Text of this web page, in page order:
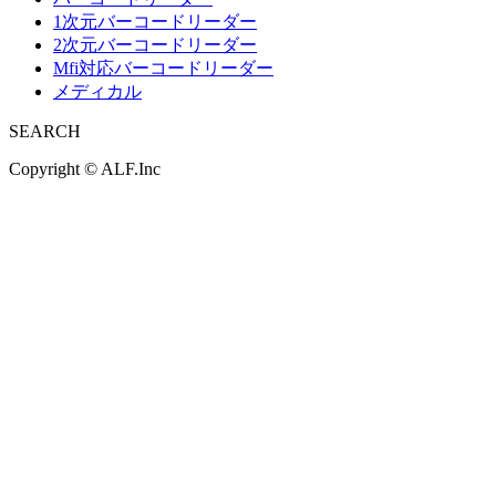
1次元バーコードリーダー
2次元バーコードリーダー
Mfi対応バーコードリーダー
メディカル
SEARCH
Copyright © ALF.Inc